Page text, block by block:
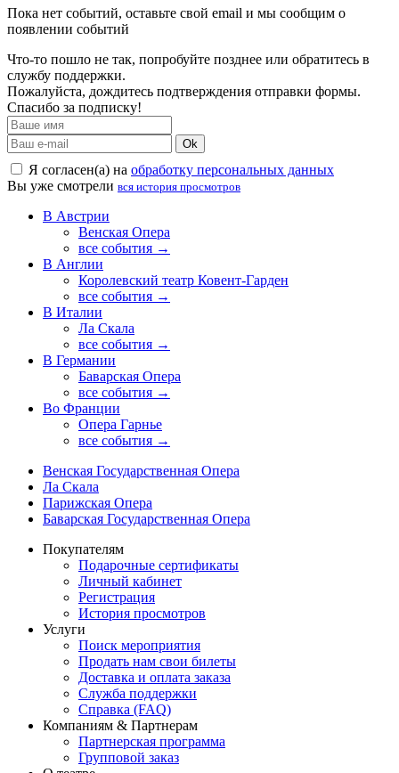
Пока нет событий, оставьте свой email и мы сообщим о
появлении событий
Что-то пошло не так, попробуйте позднее или обратитесь в
службу поддержки.
Пожалуйста, дождитесь подтверждения отправки формы.
Спасибо за подписку!
Ok
Я согласен(а) на обработку персональных данных
Вы уже смотрели вся история просмотров
В Австрии
Венская Опера
все события →
В Англии
Королевский театр Ковент-Гарден
все события →
В Италии
Ла Скала
все события →
В Германии
Баварская Опера
все события →
Во Франции
Опера Гарнье
все события →
Венская Государственная Опера
Ла Скала
Парижская Опера
Баварская Государственная Опера
Покупателям
Подарочные сертификаты
Личный кабинет
Регистрация
История просмотров
Услуги
Поиск мероприятия
Продать нам свои билеты
Доставка и оплата заказа
Служба поддержки
Справка (FAQ)
Компаниям & Партнерам
Партнерская программа
Групповой заказ